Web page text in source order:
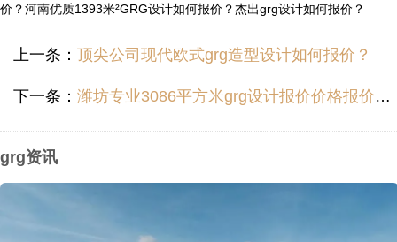
价？河南优质1393米²GRG设计如何报价？杰出grg设计如何报价？
上一条： 顶尖公司现代欧式grg造型设计如何报价？
下一条： 潍坊专业3086平方米grg设计报价价格报价价钱多少？
grg资讯